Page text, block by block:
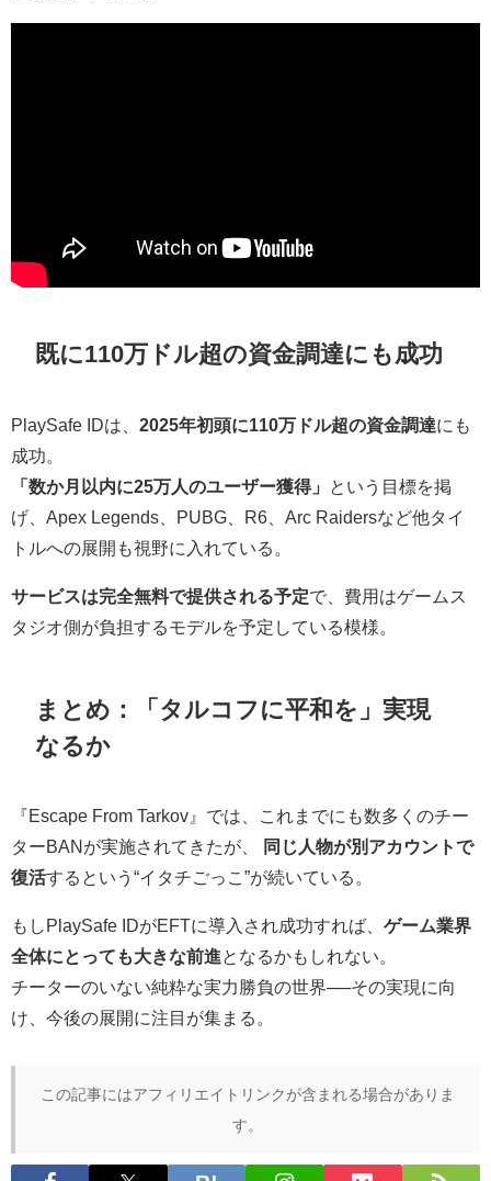
既に110万ドル超の資金調達にも成功
PlaySafe IDは、 2025年初頭に110万ドル超の資金調達にも
成功。
「数か月以内に25万人のユーザー獲得」
という目標を掲
げ、Apex Legends、PUBG、R6、Arc Raidersなど他タイ
トルへの展開も視野に入れている。
サービスは完全無料で提供される予定で、費用はゲームス
タジオ側が負担するモデルを予定している模様。
まとめ：「タルコフに平和を」実現
なるか
『Escape From Tarkov』では、これまでにも数多くのチー
ターBANが実施されてきたが、
同じ人物が別アカウントで
復活するという“イタチごっこ”が続いている。
もしPlaySafe IDがEFTに導入され成功すれば、 ゲーム業界
全体にとっても大きな前進となるかもしれない。
チーターのいない純粋な実力勝負の世界──その実現に向
け、今後の展開に注目が集まる。
この記事にはアフィリエイトリンクが含まれる場合がありま
す。